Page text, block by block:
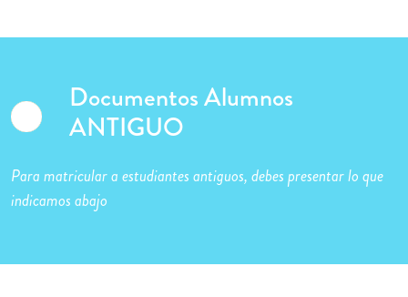
Documentos Alumnos
ANTIGUO
Para matricular a estudiantes antiguos, debes presentar lo que
indicamos abajo